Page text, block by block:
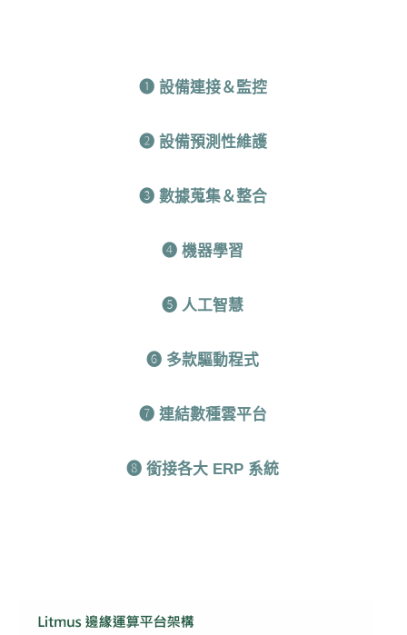
❶ 設備連接＆監控
❷ 設備預測性維護
❸ 數據蒐集＆整合
❹ 機器學習
❺ 人工智慧
❻ 多款驅動程式
❼ 連結數種雲平台
❽ 銜接各大 ERP 系統